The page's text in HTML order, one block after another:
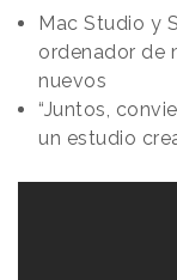
Mac Studio y
ordenador de
nuevos
“Juntos,
un estudio